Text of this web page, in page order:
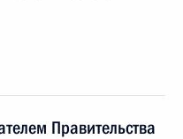
Правительства